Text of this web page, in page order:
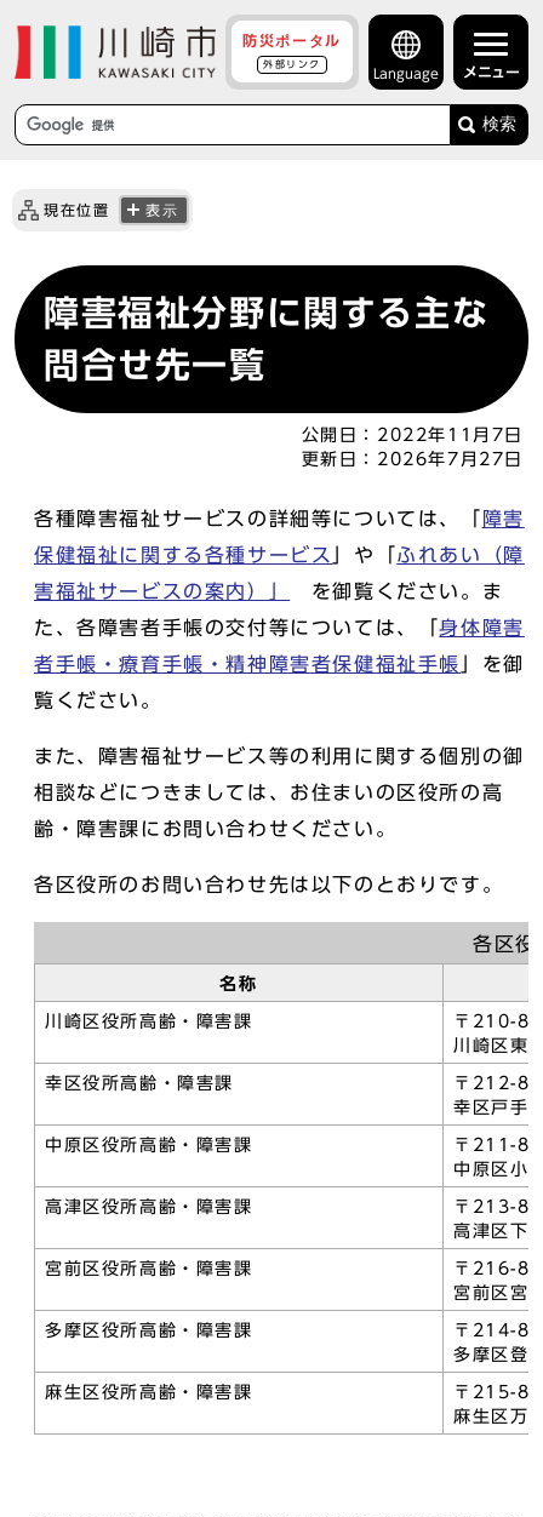
防災ポータル
外部リンク
Language メニュー
検索
現在位置 表示
障害福祉分野に関する主な
問合せ先一覧
公開日： 2022年11月7日
更新日： 2026年7月27日
各種障害福祉サービスの詳細等については、「
障害
保健福祉に関する各種サービス
」や「 ふれあい（障
害福祉サービスの案内）」
を御覧ください。ま
た、各障害者手帳の交付等については、「身体障害
者手帳・療育手帳・精神障害者保健福祉手帳
」を御
覧ください。
また、障害福祉サービス等の利用に関する個別の御
相談などにつきましては、お住まいの区役所の高
齢・障害課にお問い合わせください。
各区役所のお問い合わせ先は以下のとおりです。
各区役
名称
川崎区役所高齢・障害課
〒210-
川崎区東
幸区役所高齢・障害課
〒212-
幸区戸手
中原区役所高齢・障害課
〒211-
中原区小
高津区役所高齢・障害課
〒213-
高津区下
宮前区役所高齢・障害課
〒216-
宮前区宮
多摩区役所高齢・障害課
〒214-
多摩区登
麻生区役所高齢・障害課
〒215-
麻生区万